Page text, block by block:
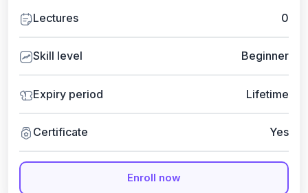
Lectures 0
Skill level Beginner
Expiry period Lifetime
Certificate Yes
Enroll now